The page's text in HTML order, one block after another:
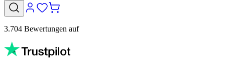
3.704 Bewertungen auf